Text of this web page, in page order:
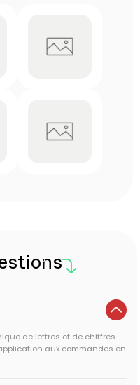
de lettres et de chiffres
aux commandes en